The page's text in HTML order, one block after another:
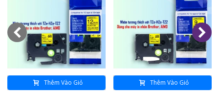
Thêm Vào Giỏ Thêm Vào Giỏ